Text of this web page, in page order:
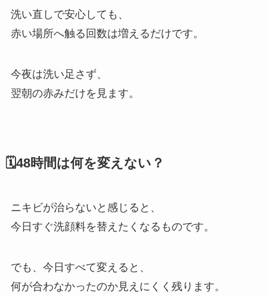
洗い直しで安心しても、
赤い場所へ触る回数は増えるだけです。
今夜は洗い足さず、
翌朝の赤みだけを見ます。
🗓️48時間は何を変えない？
ニキビが治らないと感じると、
今日すぐ洗顔料を替えたくなるものです。
でも、今日すべて変えると、
何が合わなかったのか見えにくく残ります。